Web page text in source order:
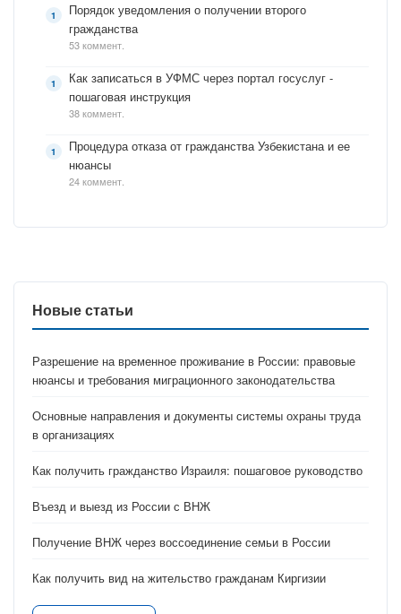
Порядок уведомления о получении второго
гражданства
53 коммент.
Как записаться в УФМС через портал госуслуг -
пошаговая инструкция
38 коммент.
Процедура отказа от гражданства Узбекистана и ее
нюансы
24 коммент.
Новые статьи
Разрешение на временное проживание в России: правовые
нюансы и требования миграционного законодательства
Основные направления и документы системы охраны труда
в организациях
Как получить гражданство Израиля: пошаговое руководство
Въезд и выезд из России с ВНЖ
Получение ВНЖ через воссоединение семьи в России
Как получить вид на жительство гражданам Киргизии